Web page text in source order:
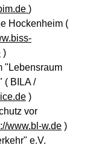
)
Hockenheim (
)
"Lebensraum
( BILA /
)
vor
www.bl-w.de)
e.V.